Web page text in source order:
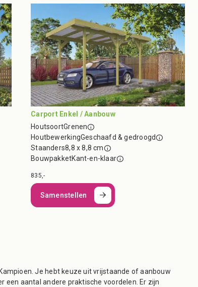
Carport Enkel / Aanbouw
HoutsoortGrenen
HoutbewerkingGeschaafd & gedroogd
Staanders8,8 x 8,8 cm
BouwpakketKant-en-klaar
835,-
Samenstellen
Je hebt keuze uit vrijstaande of aanbouw
een aantal andere praktische voordelen. Er zijn